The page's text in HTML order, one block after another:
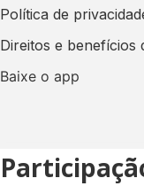
Política de
Direitos e benefícios
Baixe o app